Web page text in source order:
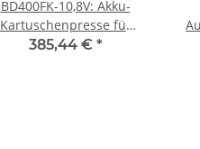
BD400FK-10,8V: Akku-
Kartuschenpresse für
Silikon, Acryl,
385,44 € *